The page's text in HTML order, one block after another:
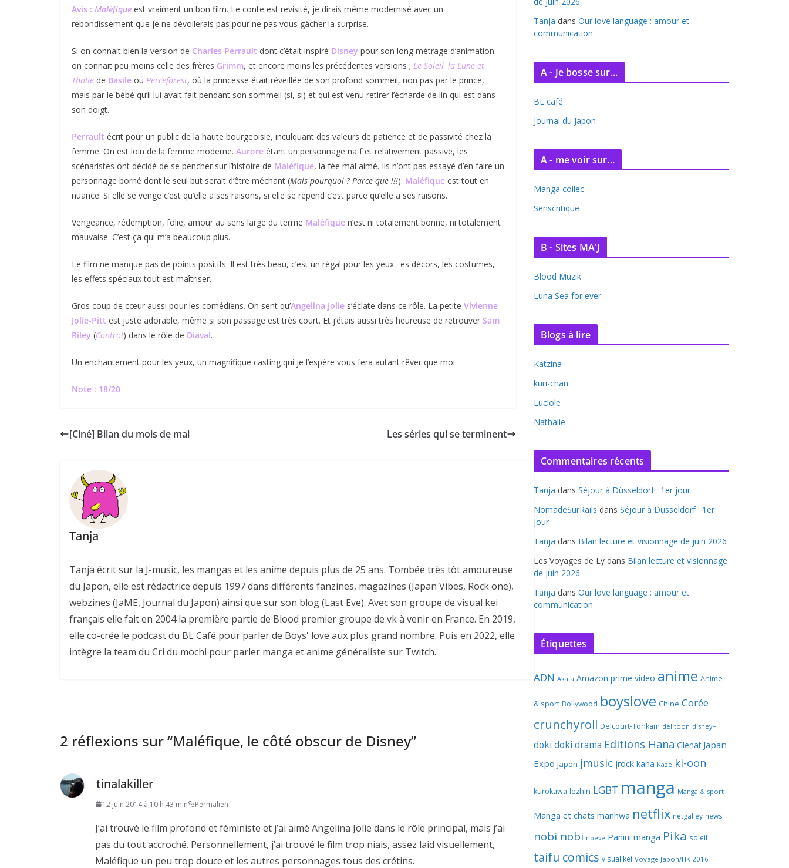
Avis : Maléfique est vraiment un bon film. Le conte est revisité, je dirais même modernisé avec un
rebondissement que je ne dévoilerais pas pour ne pas vous gâcher la surprise.
Si on connait bien la version de Charles Perrault dont c’était inspiré Disney pour son long métrage d’animation
on connait peu moins celle des frères Grimm, et encore moins les précédentes versions ; Le Soleil, la Lune et
Thalie de Basile ou Perceforest, où la princesse était réveillée de son profond sommeil, non pas par le prince,
mais par le bébé qu’il lui avait fait pendant son sommeil (si, si) et qui est venu retirer l’écharde de lin qui est dans
son doigt.
Perrault écrit pour un public de la haute bourgeoisie, inculquant des valeurs de patience et de passivité chez la
femme. On est loin de la femme moderne. Aurore étant un personnage naïf et relativement passive, les
scénaristes ont décidé de se pencher sur l’histoire de Maléfique, la fée mal aimé. Ils n’ont pas essayé d’en faire un
personnage borné dont le seul but serait d’être méchant (Mais pourquoi ? Parce que !!!). Maléfique est tout en
nuance. Si elle se venge c’est qu’elle a ses raisons, si elle se repend c’est parce qu’elle a ses raisons.
Vengeance, rédemption, folie, amour au sens large du terme Maléfique n’est ni totalement bonne, ni totalement
mauvaise. C’est ça qui m’a beaucoup plus.
Le film ne manque pas de points positifs. Il est très beau, c’est un régal pour les yeux : es décors, les costumes,
les effets spéciaux tout est maîtriser.
Gros coup de cœur aussi pour les comédiens. On sent qu’Angelina Jolie s’éclate dans ce rôle. La petite Vivienne
Jolie-Pitt est juste adorable, même si son passage est très court. Et j’étais aussi très heureuse de retrouver Sam
Riley (Control) dans le rôle de Diaval.
Un enchantement pour les yeux, un magnifique casting qui je l’espère vous fera autant rêver que moi.
Note : 18/20
[Ciné] Bilan du mois de mai Les séries qui se terminent
Tanja
Tanja écrit sur la J-music, les mangas et les anime depuis plus de 25 ans. Tombée très tôt amoureuse
du Japon, elle est rédactrice depuis 1997 dans différents fanzines, magazines (Japan Vibes, Rock one),
webzines (JaME, Journal du Japon) ainsi que sur son blog (Last Eve). Avec son groupe de visual kei
français elle fait en 2004 la première partie de Blood premier groupe de vk à venir en France. En 2019,
elle co-crée le podcast du BL Café pour parler de Boys' love aux plus grand nombre. Puis en 2022, elle
intègre la team du Cri du mochi pour parler manga et anime généraliste sur Twitch.
2 réflexions sur “Maléfique, le côté obscur de Disney”
tinalakiller
12 juin 2014 à 10 h 43 min Permalien
J’ai trouvé le film profond et féministe et j’ai aimé Angelina Jolie dans le rôle principal, mais j’ai
pas du tout accroché. Personnellement, j’ai trouvé le film trop niais, assez laid visuellement,
Maléfique un peu trop douce et les autres personnages tous des crétins.
Tanja dans Our love language : amour et
communication
A - Je bosse sur...
BL café
Journal du Japon
A - me voir sur...
Manga collec
Senscritique
B - Sites MA'J
Blood Muzik
Luna Sea for ever
Blogs à lire
Katzina
kuri-chan
Luciole
Nathalie
Commentaires récents
Tanja dans Séjour à Düsseldorf : 1er jour
NomadeSurRails dans Séjour à Düsseldorf : 1er
jour
Tanja dans Bilan lecture et visionnage de juin 2026
Les Voyages de Ly dans Bilan lecture et visionnage
de juin 2026
Tanja dans Our love language : amour et
communication
Étiquettes
ADN Akata Amazon prime video anime Anime
& sport Bollywood boyslove Chine Corée
crunchyroll Delcourt-Tonkam delitoon disney+
doki doki drama Editions Hana Glenat Japan
Expo Japon jmusic jrock kana Kaze ki-oon
kurokawa lezhin LGBT manga Manga & sport
Manga et chats manhwa netflix netgalley news
nobi nobi noeve Panini manga Pika soleil
taifu comics visual kei Voyage Japon/HK 2016